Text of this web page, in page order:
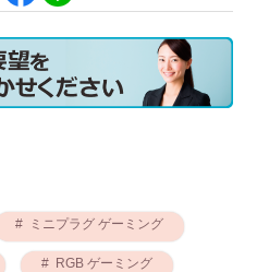
ミニプラグ ゲーミング
RGB ゲーミング